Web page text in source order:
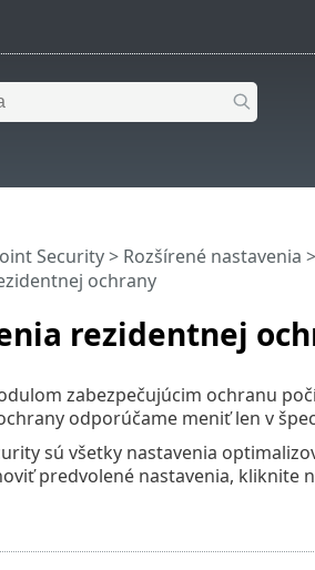
rezidentnej
Security> Rozšírené nastavenia >
ochrany
zabezpečujúcim ochranu
odporúčame meniť len v
sú všetky nastavenia
predvolené nastavenia, kliknite